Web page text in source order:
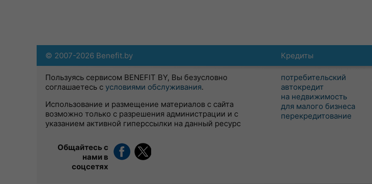
Кредиты
потребительский
автокредит
на недвижимость
для малого бизнеса
перекредитование
© 2007-2026 Benefit.by
Пользуясь сервисом BENEFIT BY, Вы безусловно
соглашаетесь с условиями обслуживания.
Использование и размещение материалов с сайта
возможно только с разрешения администрации и с
указанием активной гиперссылки на данный ресурс
Общайтесь с
нами в
соцсетях